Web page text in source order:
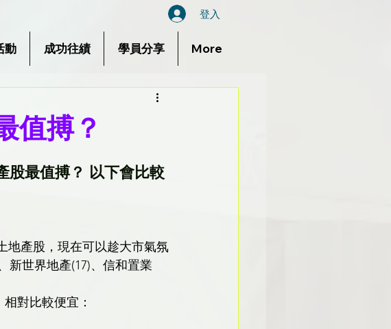
登入
動 成功往績 學員分享 More
值搏？
股最值搏？ 以下會比較
地產股，現在可以趁大市氣氛
新世界地產(17)、信和置業
對比較便宜：